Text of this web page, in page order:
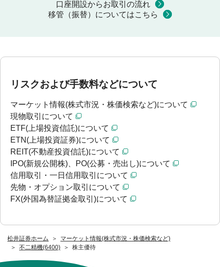
松井証券ホーム
マーケット情報(株式市況・株価検索など)
不二精機(6400)
株主優待
口座開設からお取引の流れ
移管（振替）についてはこちら
リスクおよび手数料などについて
マーケット情報(株式市況・株価検索など)について
現物取引について
ETF(上場投資信託)について
ETN(上場投資証券)について
REIT(不動産投資信託)について
IPO(新規公開株)、PO(公募・売出し)について
信用取引・一日信用取引について
先物・オプション取引について
FX(外国為替証拠金取引)について